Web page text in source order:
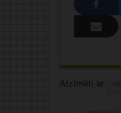
Atzīmēti ar: